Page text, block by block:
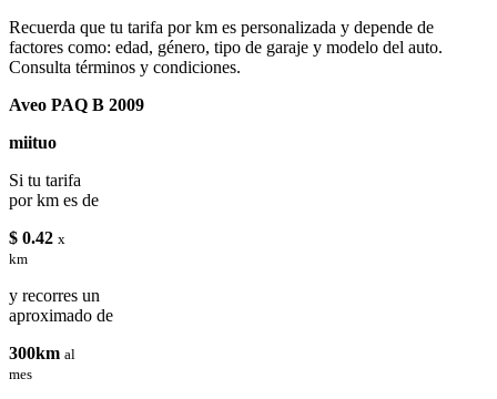
Recuerda que tu tarifa por km es personalizada y depende de
factores como: edad, género, tipo de garaje y modelo del auto.
Consulta términos y condiciones.
Aveo PAQ B 2009
miituo
Si tu tarifa
por km es de
$ 0.42 x
km
y recorres un
aproximado de
300km al
mes